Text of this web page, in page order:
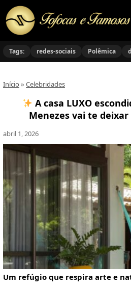
Tags: redes-sociais Polêmica
Início » Celebridades
A casa LUXO
Menezes vai te
abril 1, 2026
Um refúgio que respira arte e